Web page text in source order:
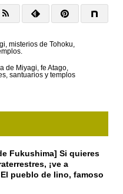
, misterios de Tohoku,
de Miyagi, fe Atago,
, santuarios y templos
Fukushima] Si quieres
¡ve a
pueblo de Iino, famoso